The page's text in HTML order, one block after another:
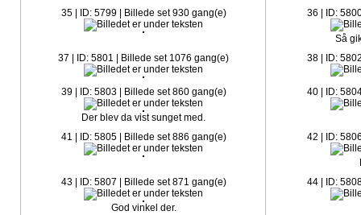
35 | ID: 5799 | Billede set 930 gang(e) 36 | ID:
Så
37 | ID: 5801 | Billede set 1076 gang(e)
38 | ID:
39 | ID: 5803 | Billede set 860 gang(e)
Der blev da vist sunget med.
40 | ID:
41 | ID: 5805 | Billede set 886 gang(e) 42 | ID:
43 | ID: 5807 | Billede set 871 gang(e)
God vinkel der.
44 | ID: